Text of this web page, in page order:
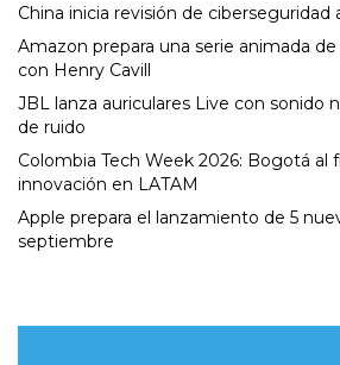
China inicia revisión de
Amazon prepara una serie animada
con Henry Cavill
JBL lanza auriculares Live con sonido
de ruido
Colombia Tech Week 2026: Bogotá al
innovación en LATAM
Apple prepara el lanzamiento de 5
septiembre